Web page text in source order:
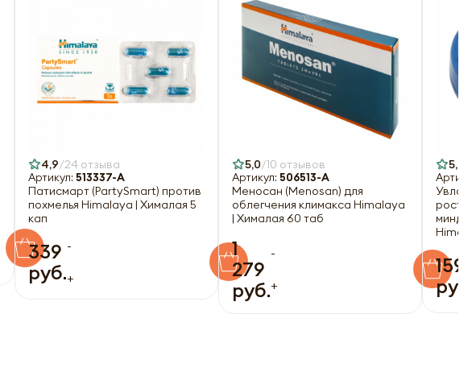
4,9 24 отзыва
Артикул: 513337-A
Патисмарт (PartySmart) против
похмелья Himalaya | Хималая 5
кап
339
руб.
-
+
5,0 10 отзывов
Артикул: 506513-A
Меносан (Menosan) для
облегчения климакса Himalaya
| Хималая 60 таб
1
279
руб.
-
+
5,0
159